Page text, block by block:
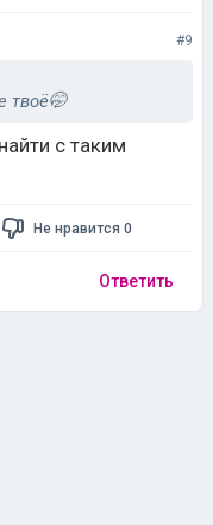
#9
твоё🤭
с таким
Не нравится 0
Ответить